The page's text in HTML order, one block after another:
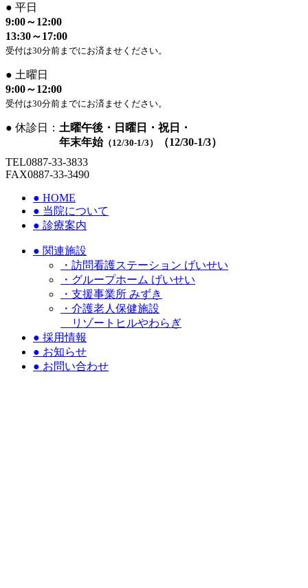
● 平日
9:00～12:00
13:30～17:00
受付は30分前までにお済ませください。
● 土曜日
9:00～12:00
受付は30分前までにお済ませください。
● 休診日： 土曜午後・日曜日・祝日・
年末年始（12/30-1/3）
（12/30-1/3）
TEL0887-33-3833
FAX0887-33-3490
● HOME
● 当院について
● 診療案内
● 関連施設
・訪問看護ステーション げいせい
・グループホーム げいせい
・支援事業所 みずき
・介護老人保健施設
リゾートヒルやわらぎ
● 採用情報
● お知らせ
● お問い合わせ